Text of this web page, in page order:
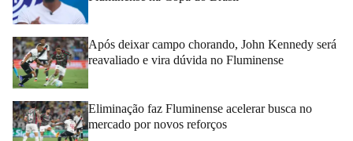
Após deixar campo chorando, John Kennedy será
reavaliado e vira dúvida no Fluminense
Eliminação faz Fluminense acelerar busca no
mercado por novos reforços